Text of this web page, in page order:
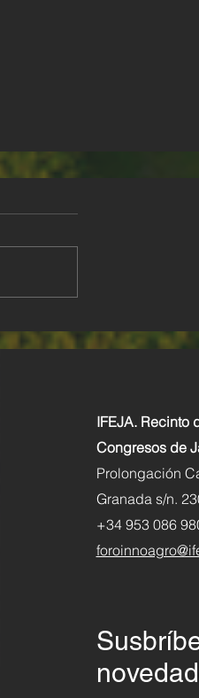
El cultivo permanente
leñoso. Un estudio
tendenciasIFEJA. Recinto
Congresos de
Prolongación
Granada s/n.
+34 953 086